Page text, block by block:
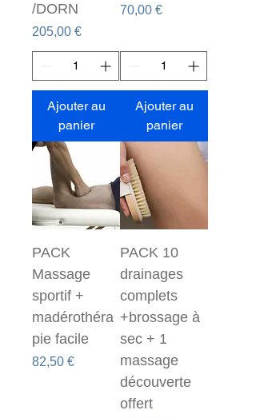
/DORN
Prix
205,00 €
Ajouter au
panier
Prix
70,00 €
Ajouter au
panier
PACK
Massage
sportif +
madérothéra
pie facile
Prix
82,50 €
PACK 10
drainages
complets
+brossage à
sec + 1
massage
découverte
offert